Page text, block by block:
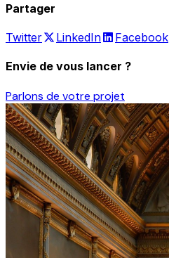
Partager
Twitter LinkedIn Facebook
Envie de vous lancer ?
Parlons de votre projet